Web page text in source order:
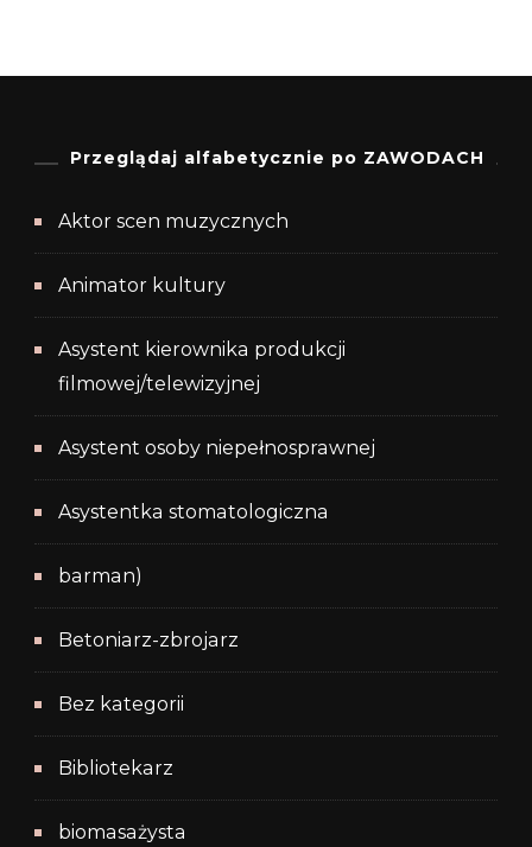
Przeglądaj alfabetycznie po ZAWODACH
Aktor scen muzycznych
Animator kultury
Asystent kierownika produkcji
filmowej/telewizyjnej
Asystent osoby niepełnosprawnej
Asystentka stomatologiczna
barman)
Betoniarz-zbrojarz
Bez kategorii
Bibliotekarz
biomasażysta